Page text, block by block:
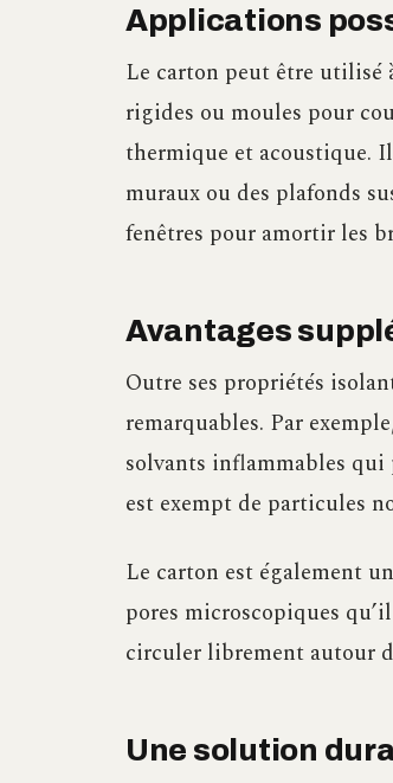
Applications
Le carton peut être utilisé
rigides ou moules pour
thermique et acoustique.
muraux ou des plafonds
fenêtres pour amortir les
Avantages
Outre ses propriétés
remarquables. Par
solvants inflammables qui
est exempt de particules
Le carton est également
pores microscopiques
circuler librement autour
Une solution